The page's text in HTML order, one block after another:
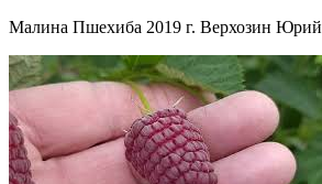
Малина Пшехиба 2019 г. Верхозин Юрий